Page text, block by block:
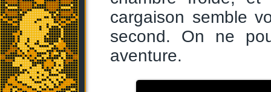
cargaison semble
second. On ne
aventure.